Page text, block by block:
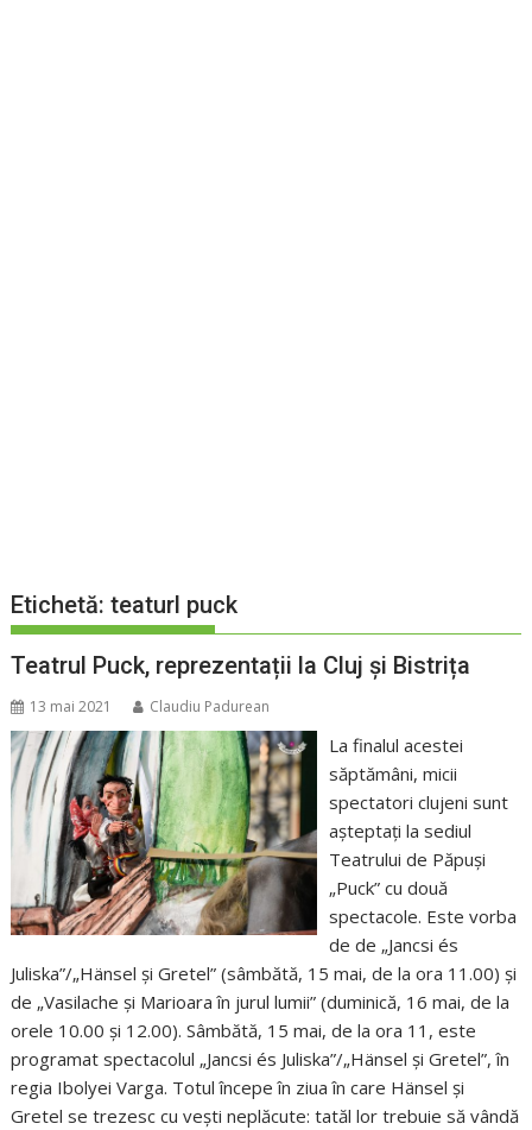
Etichetă:teaturl puck
Teatrul Puck, reprezentații la Cluj și Bistrița
13 mai 2021 Claudiu Padurean
La finalul acestei
săptămâni, micii
spectatori clujeni sunt
așteptați la sediul
Teatrului de Păpuși
„Puck” cu două
spectacole. Este vorba
de de „Jancsi és
Juliska”/„Hänsel și Gretel” (sâmbătă, 15 mai, de la ora 11.00) și
de „Vasilache și Marioara în jurul lumii” (duminică, 16 mai, de la
orele 10.00 și 12.00). Sâmbătă, 15 mai, de la ora 11, este
programat spectacolul „Jancsi és Juliska”/„Hänsel și Gretel”, în
regia Ibolyei Varga. Totul începe în ziua în care Hänsel și
Gretel se trezesc cu vești neplăcute: tatăl lor trebuie să vândă